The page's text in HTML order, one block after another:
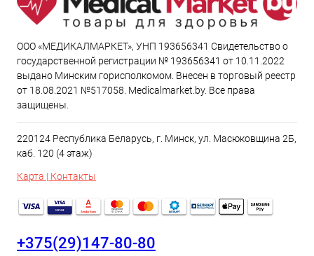
ООО «МЕДИКАЛМАРКЕТ», УНП 193656341 Свидетельство о
государственной регистрации № 193656341 от 10.11.2022
выдано Минским горисполкомом. Внесен в торговый реестр
от 18.08.2021 №517058. Medicalmarket.by. Все права
защищены.
220124 Республика Беларусь, г. Минск, ул. Масюковщина 2Б,
каб. 120 (4 этаж)
Карта | Контакты
+375(29)147-80-80